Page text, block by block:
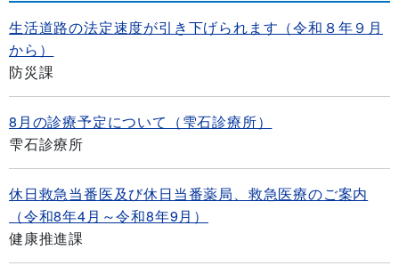
生活道路の法定速度が引き下げられます（令和８年９月
から）
防災課
8月の診療予定について（雫石診療所）
雫石診療所
休日救急当番医及び休日当番薬局、救急医療のご案内
（令和8年4月～令和8年9月）
健康推進課